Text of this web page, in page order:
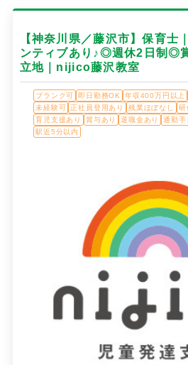
【神奈川県／藤沢市】保育
ンティブあり♪◎週休2日制◎
立地｜nijico藤沢教室
ブランク可 即日勤務OK 年収400万円以上
未経験可 正社員登用あり 残業ほぼなし 研
育児支援あり
賞与あり 退職金あり 通勤手
駅近5分以内